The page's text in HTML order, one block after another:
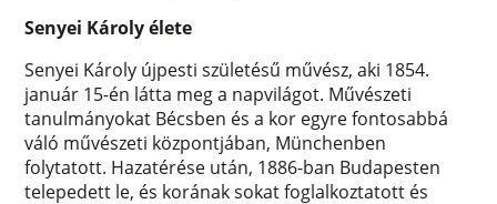
Senyei Károly élete
Senyei Károly újpesti születésű művész, aki 1854.
január 15-én látta meg a napvilágot. Művészeti
tanulmányokat Bécsben és a kor egyre fontosabbá
váló művészeti központjában, Münchenben
folytatott. Hazatérése után, 1886-ban Budapesten
telepedett le, és korának sokat foglalkoztatott és